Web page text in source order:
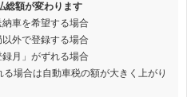
総額が変わります
車を希望する場合
外で登録する場合
月」がずれる場合
る場合は自動車税の額が大きく上がり